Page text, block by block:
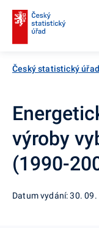
Český statistický úřad
výroby
(1990-
Datum vydání: 30. 09.